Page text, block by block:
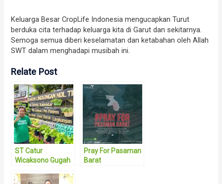
Keluarga Besar CropLife Indonesia mengucapkan Turut
berduka cita terhadap keluarga kita di Garut dan sekitarnya.
Semoga semua diberi keselamatan dan ketabahan oleh Allah
SWT dalam menghadapi musibah ini.
Relate Post
ST Catur
Wicaksono Gugah
Masyarakat
Pray For Pasaman
Barat